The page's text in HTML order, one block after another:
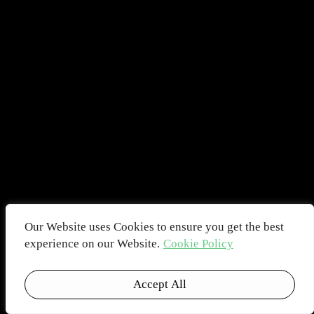
Our Website uses Cookies to ensure you get the best
experience on our Website. Cookie Policy
Accept All